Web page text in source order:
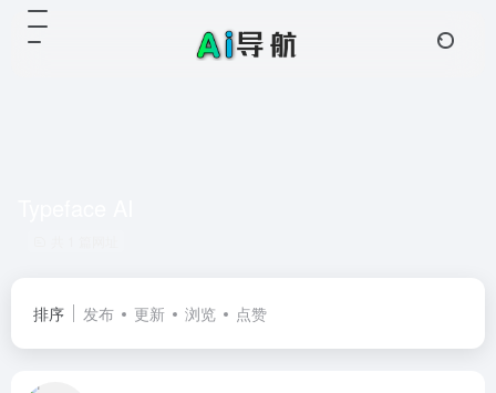
排序 发布 更新 浏览 点赞